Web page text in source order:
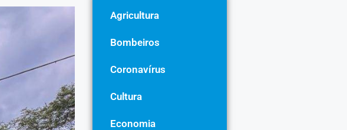
Agricultura
Bombeiros
Coronavírus
Cultura
Economia